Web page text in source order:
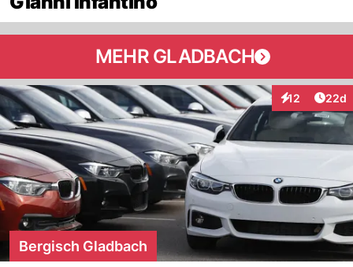
MEHR GLADBACH
12
Interaktionen
22d
Bergisch Gladbach